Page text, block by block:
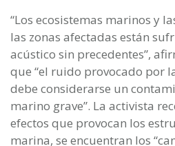
“Los ecosistemas marinos y
las zonas afectadas están
acústico sin precedentes”,
que “el ruido provocado por
debe considerarse un
marino grave”. La activista
efectos que provocan los
marina, se encuentran los